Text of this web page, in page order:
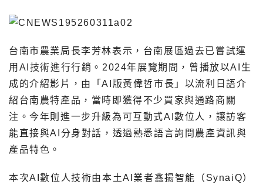
台南市農業局長李芳林表示，台南展區過去已嘗試運
用AI技術進行行銷。2024年展覽期間，曾播放以AI生
成的介紹影片，由「AI版黃偉哲市長」以流利日語介
紹台南農特產品，當時即獲得不少買家與通路商關
注。今年則進一步升級為可互動式AI數位人，讓訪客
能直接與AI分身對話，透過熟悉語言詢問農產資訊與
產品特色。
本次AI數位人技術由本土AI業者鑫揚智能（SynaiQ）